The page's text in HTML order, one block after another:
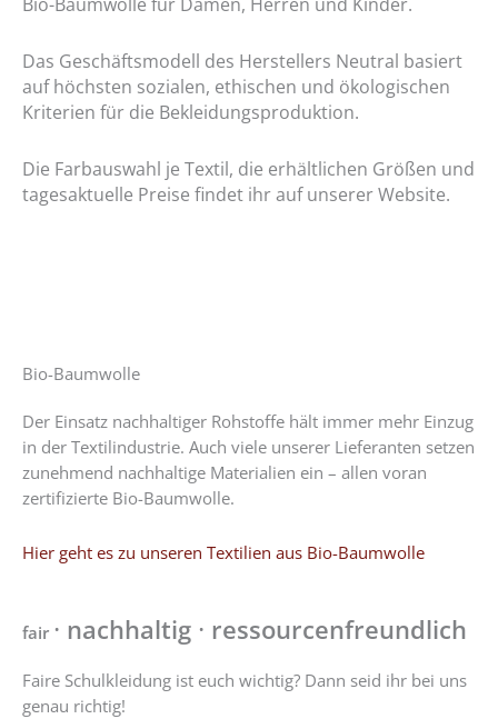
Bio-Baumwolle für Damen, Herren und Kinder.
Das Geschäftsmodell des Herstellers Neutral basiert
auf höchsten sozialen, ethischen und ökologischen
Kriterien für die Bekleidungsproduktion.
Die Farbauswahl je Textil, die erhältlichen Größen und
tagesaktuelle Preise findet ihrauf unserer Website.
Bio-Baumwolle
Der Einsatz nachhaltiger Rohstoffe hält immer mehr Einzug
in der Textilindustrie. Auch viele unserer Lieferanten setzen
zunehmend nachhaltige Materialien ein – allen voran
zertifizierte Bio-Baumwolle.
Hier geht es zu unseren Textilien aus Bio-Baumwolle
fair · nachhaltig · ressourcenfreundlich
Faire Schulkleidung ist euch wichtig? Dann seid ihr bei uns
genau richtig!